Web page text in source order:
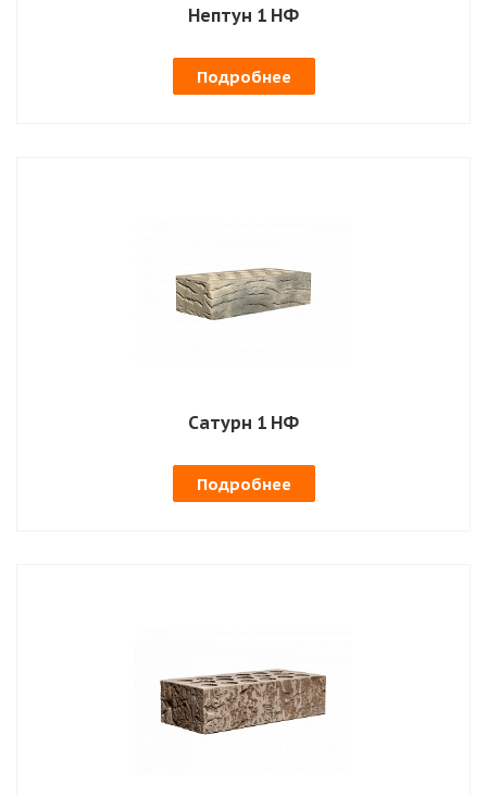
Нептун 1 НФ
Подробнее
Сатурн 1 НФ
Подробнее